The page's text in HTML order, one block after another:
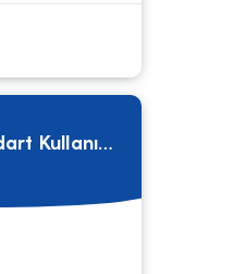
Türkiye'de Standart Kullanım Tarifesi